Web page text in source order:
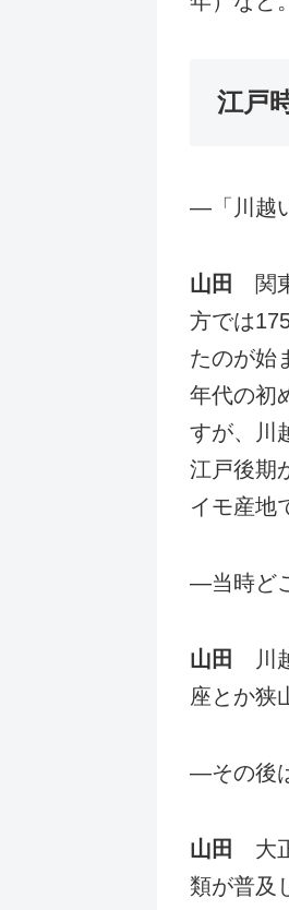
江戸
―「川越
山田
関
方では
たのが始
年代の初
すが、川
江戸後期
イモ産地
―当時ど
山田
川
座とか狭
―その後
山田
大
類が普及